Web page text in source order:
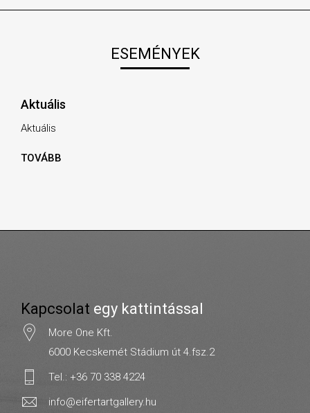
ESEMÉNYEK
Aktuális
Aktuális
TOVÁBB
Kapcsolat egy kattintással
More One Kft.
6000 Kecskemét Stádium út 4.fsz.2
Tel.: +36 70 338 4224
info@eifertartgallery.hu